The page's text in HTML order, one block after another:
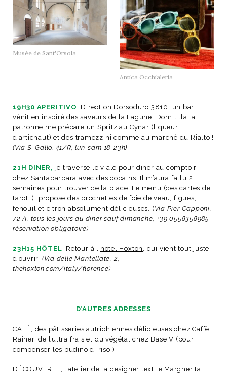
Musée de Sant'Orsola
Antica Occhialeria
19H30 APERITIVO , Direction Dorsoduro 3810 , un bar
vénitien inspiré des saveurs de la Lagune. Domitilla la
patronne me prépare un Spritz au Cynar (liqueur
d’artichaut) et des tramezzini comme au marché du Rialto !
(Via S. Gallo, 41/R, lun-sam 18-23h)
21H DINER, je traverse le viale pour diner au comptoir
chez Santabarbara avec des copains. Il m’aura fallu 2
semaines pour trouver de la place! Le menu (des cartes de
tarot !), propose des brochettes de foie de veau, figues,
fenouil et citron absolument délicieuses. (Via Pier Capponi,
72 A, tous les jours au diner sauf dimanche, +39 0558358985
réservation obligatoire)
23H15 HÔTEL, Retour à l’ hôtel Hoxton , qui vient tout juste
d’ouvrir. (Via delle Mantellate, 2,
thehoxton.com/italy/florence)
D’AUTRES ADRESSES
CAFÉ, des pâtisseries autrichiennes délicieuses chez Caffè
Rainer, de l’ultra frais et du végétal chez Base V (pour
compenser les budino di riso!)
DÉCOUVERTE, l’atelier de la designer textile Margherita